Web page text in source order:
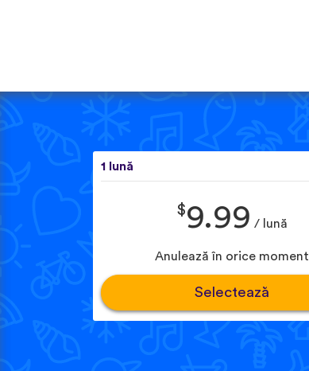
1 lună
$9.99 / lună
Anulează în orice moment
Selectează